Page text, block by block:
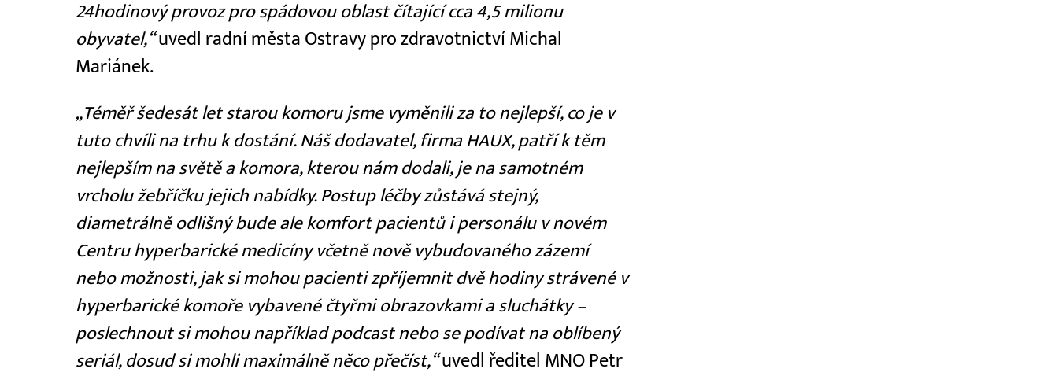
24hodinový provoz pro spádovou oblast čítající cca 4,5 milionu
obyvatel,“uvedl radní města Ostravy pro zdravotnictví Michal
Mariánek.
„Téměř šedesát let starou komoru jsme vyměnili za to nejlepší, co je v
tuto chvíli na trhu k dostání. Náš dodavatel, firma HAUX, patří k těm
nejlepším na světě a komora, kterou nám dodali, je na samotném
vrcholu žebříčku jejich nabídky. Postup léčby zůstává stejný,
diametrálně odlišný bude ale komfort pacientů i personálu v novém
Centru hyperbarické medicíny včetně nově vybudovaného zázemí
nebo možnosti, jak si mohou pacienti zpříjemnit dvě hodiny strávené v
hyperbarické komoře vybavené čtyřmi obrazovkami a sluchátky –
poslechnout si mohou například podcast nebo se podívat na oblíbený
seriál, dosud si mohli maximálně něco přečíst,“uvedl ředitel MNO Petr